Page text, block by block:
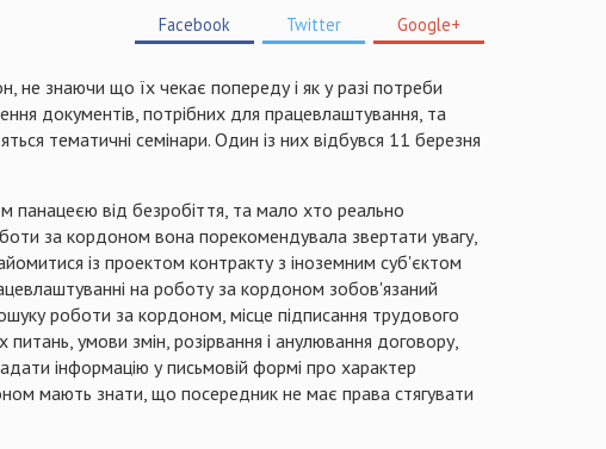
Facebook Twitter Google+
знаючи що їх чекає попереду і як у разі потреби
документів, потрібних для працевлаштування, та
тематичні семінари. Один із них відбувся 11 березня
від безробіття, та мало хто реально
за кордоном вона порекомендувала звертати увагу,
із проектом контракту з іноземним суб'єктом
на роботу за кордоном зобов'язаний
роботи за кордоном, місце підписання трудового
умови змін, розірвання і анулювання договору,
інформацію у письмовій формі про характер
мають знати, що посередник не має права стягувати